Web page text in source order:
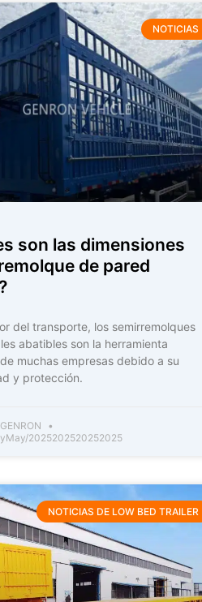
NOTICIAS
son las dimensiones
de pared
del transporte, los semirremolques
abatibles son la herramienta
muchas empresas debido a su
y protección.
2025202520252025
NOTICIAS DE LOW BED TRAILER